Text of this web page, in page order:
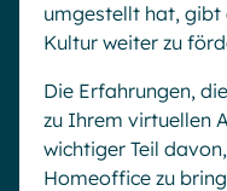
umgestellt hat, gibt
Kultur weiter zu
Die Erfahrungen,
zu Ihrem virtuellen
wichtiger Teil
Homeoffice zu